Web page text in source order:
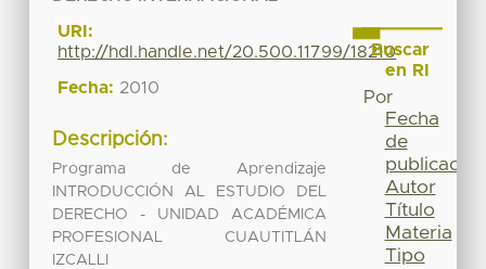
URI:
http://hdl.handle.net/20.500.11799/18210
Fecha: 2010
Descripción:
Programa de Aprendizaje
INTRODUCCIÓN AL ESTUDIO DEL
DERECHO - UNIDAD ACADÉMICA
PROFESIONAL CUAUTITLÁN
IZCALLI
Buscar
en RI
Por
Fecha
de
publicación
Autor
Título
Materia
Tipo